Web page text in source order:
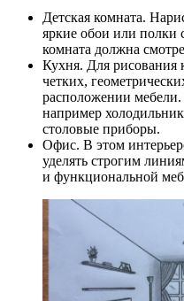
Детская комната.
яркие обои или полки
комната должна
Кухня. Для рисования
четких,
расположении
например
столовые приборы.
Офис. В этом
уделять строгим
и функциональной